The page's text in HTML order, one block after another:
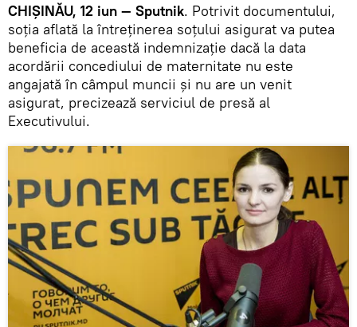
CHIȘINĂU, 12 iun — Sputnik. Potrivit documentului,
soția aflată la întreținerea soțului asigurat va putea
beneficia de această indemnizație dacă la data
acordării concediului de maternitate nu este
angajată în câmpul muncii şi nu are un venit
asigurat, precizează serviciul de presă al
Executivului.